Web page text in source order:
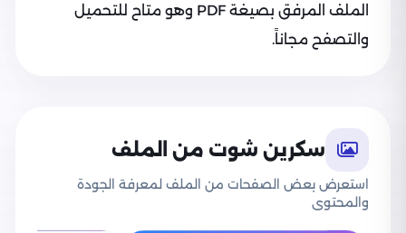
الملف المرفق بصيغة PDF وهو متاح للتحميل
والتصفح مجاناً.
سكرين شوت من الملف
استعرض بعض الصفحات من الملف لمعرفة الجودة
والمحتوى